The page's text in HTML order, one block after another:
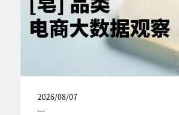
2026/08/07